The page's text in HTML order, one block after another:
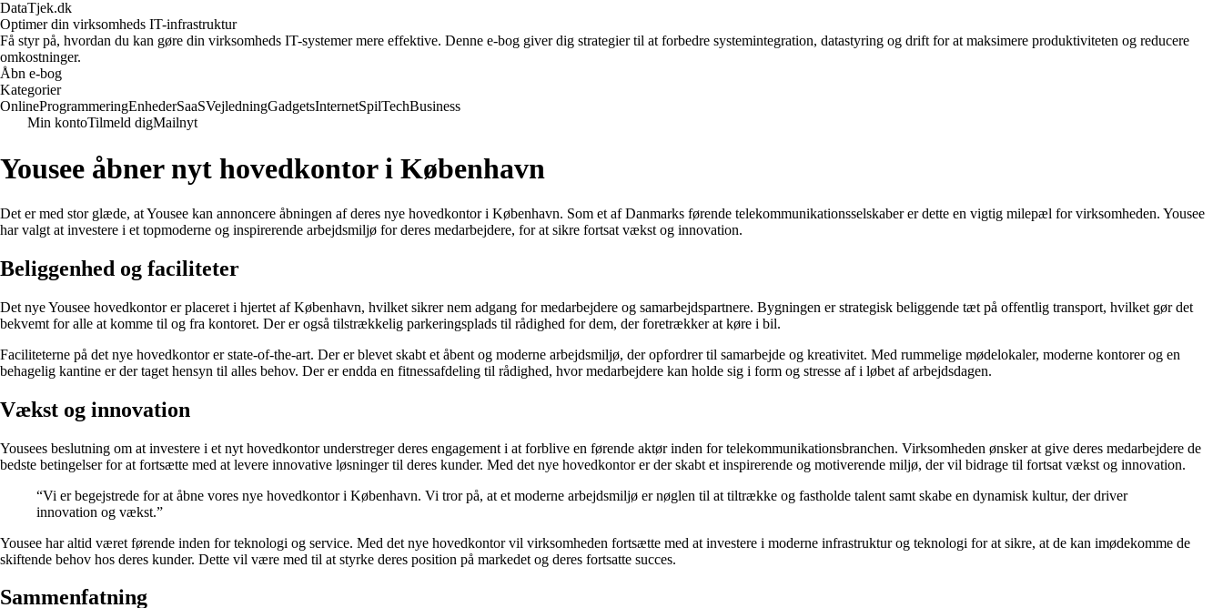
DataTjek.dk
Optimer din virksomheds IT-infrastruktur
Få styr på, hvordan du kan gøre din virksomheds IT-systemer mere effektive. Denne e-bog giver dig strategier til at forbedre systemintegration, datastyring og drift for at maksimere produktiviteten og reducere
omkostninger.
Åbn e-bog
Kategorier
OnlineProgrammeringEnhederSaaSVejledningGadgetsInternetSpilTechBusiness
Min kontoTilmeld digMailnyt
Yousee åbner nyt hovedkontor i København
Det er med stor glæde, at Yousee kan annoncere åbningen af deres nye hovedkontor i København. Som et af Danmarks førende telekommunikationsselskaber er dette en vigtig milepæl for virksomheden. Yousee
har valgt at investere i et topmoderne og inspirerende arbejdsmiljø for deres medarbejdere, for at sikre fortsat vækst og innovation.
Beliggenhed og faciliteter
Det nye Yousee hovedkontor er placeret i hjertet af København, hvilket sikrer nem adgang for medarbejdere og samarbejdspartnere. Bygningen er strategisk beliggende tæt på offentlig transport, hvilket gør det
bekvemt for alle at komme til og fra kontoret. Der er også tilstrækkelig parkeringsplads til rådighed for dem, der foretrækker at køre i bil.
Faciliteterne på det nye hovedkontor er state-of-the-art. Der er blevet skabt et åbent og moderne arbejdsmiljø, der opfordrer til samarbejde og kreativitet. Med rummelige mødelokaler, moderne kontorer og en
behagelig kantine er der taget hensyn til alles behov. Der er endda en fitnessafdeling til rådighed, hvor medarbejdere kan holde sig i form og stresse af i løbet af arbejdsdagen.
Vækst og innovation
Yousees beslutning om at investere i et nyt hovedkontor understreger deres engagement i at forblive en førende aktør inden for telekommunikationsbranchen. Virksomheden ønsker at give deres medarbejdere de
bedste betingelser for at fortsætte med at levere innovative løsninger til deres kunder. Med det nye hovedkontor er der skabt et inspirerende og motiverende miljø, der vil bidrage til fortsat vækst og innovation.
“Vi er begejstrede for at åbne vores nye hovedkontor i København. Vi tror på, at et moderne arbejdsmiljø er nøglen til at tiltrække og fastholde talent samt skabe en dynamisk kultur, der driver
innovation og vækst.”
Yousee har altid været førende inden for teknologi og service. Med det nye hovedkontor vil virksomheden fortsætte med at investere i moderne infrastruktur og teknologi for at sikre, at de kan imødekomme de
skiftende behov hos deres kunder. Dette vil være med til at styrke deres position på markedet og deres fortsatte succes.
Sammenfatning